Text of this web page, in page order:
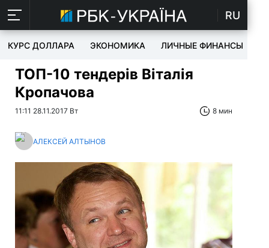
RU
КУРС ДОЛЛАРА ЭКОНОМИКА ЛИЧНЫЕ ФИНАНСЫ
ТОП-10 тендерів Віталія
Кропачова
11:11 28.11.2017 Вт 8 мин
АЛЕКСЕЙ АЛТЫНОВ